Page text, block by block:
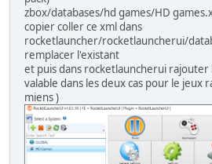
zbox/databases/hd games/HD
copier coller ce xml dans
rocketlauncher/rocketlauncherui/
remplacer l'existant
et puis dans rocketlauncherui rajouter
valable dans les deux cas pour le jeux
miens )